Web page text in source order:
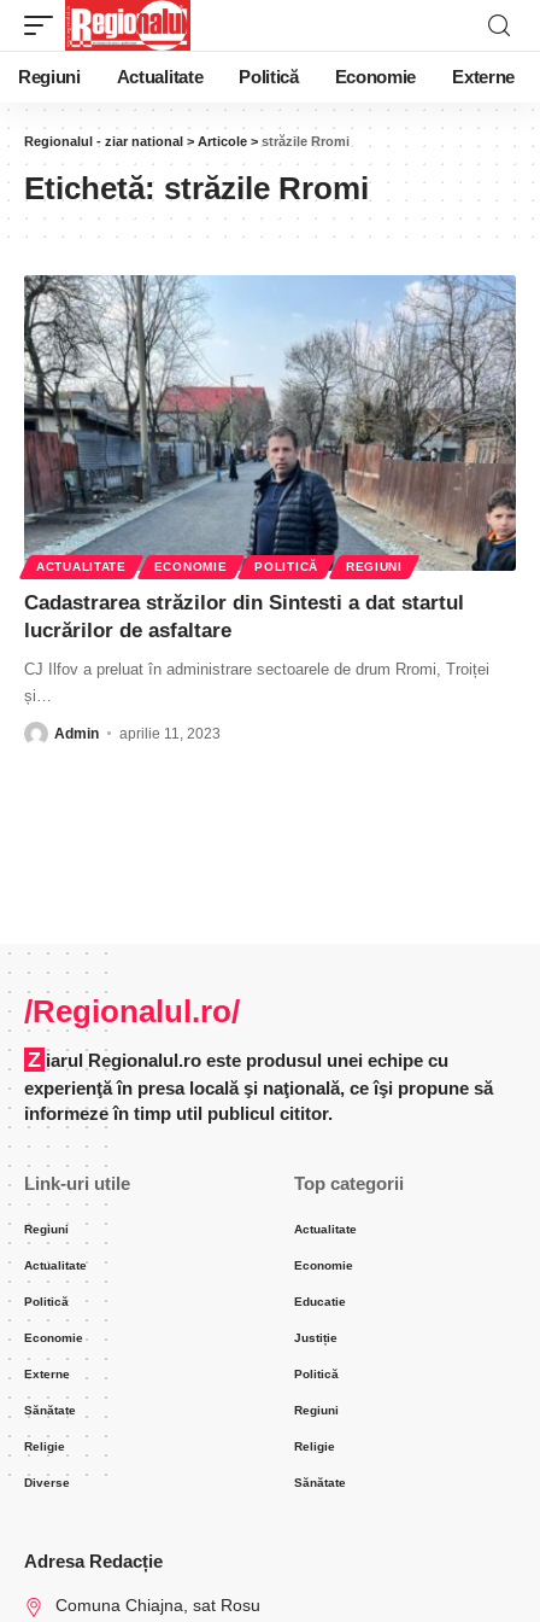
Regiuni Actualitate Politică Economie Externe
Regionalul - ziar national > Articole > străzile Rromi
Etichetă: străzile Rromi
ACTUALITATE ECONOMIE POLITICĂ REGIUNI
Cadastrarea străzilor din Sintesti a dat startul
lucrărilor de asfaltare
CJ Ilfov a preluat în administrare sectoarele de drum Rromi, Troiței
și
Admin aprilie 11, 2023
/Regionalul.ro/
Ziarul Regionalul.ro este produsul unei echipe cu
experienţă în presa locală şi naţională, ce îşi propune să
informeze în timp util publicul cititor.
Link-uri utile
Regiuni
Actualitate
Politică
Economie
Externe
Sănătate
Religie
Diverse
Top categorii
Actualitate
Economie
Educatie
Justiție
Politică
Regiuni
Religie
Sănătate
Adresa Redacție
Comuna Chiajna, sat Rosu